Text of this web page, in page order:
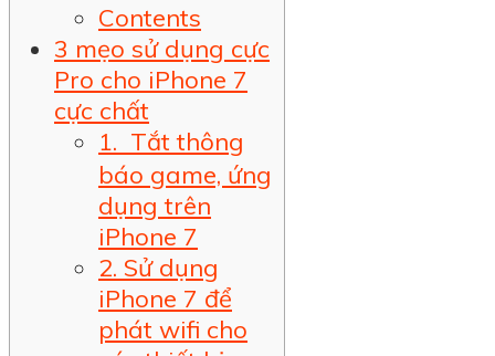
Contents
3 mẹo sử dụng cực
Pro cho iPhone 7
cực chất
1.  Tắt thông
báo game, ứng
dụng trên
iPhone 7
2. Sử dụng
iPhone 7 để
phát wifi cho